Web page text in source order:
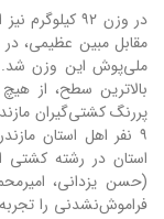
در وزن ۹۲
ملی‌پوش این وزن شد.
بالاترین سطح، از
۹ نفر اهل استان
استان در رشته کشتی
(حسن یزدانی،
فراموش‌نشدنی را